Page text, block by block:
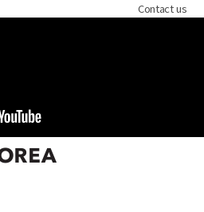
Contact us